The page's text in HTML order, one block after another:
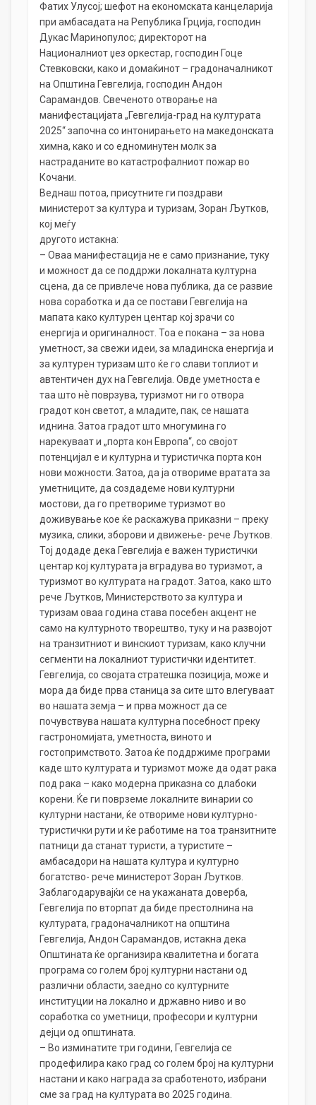
Фатих Улусој; шефот на економската канцеларија
при амбасадата на Република Грција, господин
Дукас Маринопулос; директорот на
Националниот џез оркестар, господин Гоце
Стевковски, како и домаќинот – градоначалникот
на Општина Гевгелија, господин Андон
Сарамандов. Свеченото отворање на
манифестацијата „Гевгелија-град на културата
2025“ започна со интонирањето на македонската
химна, како и со едноминутен молк за
настраданите во катастрофалниот пожар во
Кочани.
Веднаш потоа, присутните ги поздрави
министерот за култура и туризам, Зоран Љутков,
кој меѓу
другото истакна:
– Оваа манифестација не е само признание, туку
и можност да се поддржи локалната културна
сцена, да се привлече нова публика, да се развие
нова соработка и да се постави Гевгелија на
мапата како културен центар кој зрачи со
енергија и оригиналност. Тоа е покана – за нова
уметност, за свежи идеи, за младинска енергија и
за културен туризам што ќе го слави топлиот и
автентичен дух на Гевгелија. Овде уметноста е
таа што нѐ поврзува, туризмот ни го отвора
градот кон светот, а младите, пак, се нашата
иднина. Затоа градот што многумина го
нарекуваат и „порта кон Европа“, со својот
потенцијал е и културна и туристичка порта кон
нови можности. Затоа, да ја отвориме вратата за
уметниците, да создадеме нови културни
мостови, да го претвориме туризмот во
доживување кое ќе раскажува приказни – преку
музика, слики, зборови и движење- рече Љутков.
Тој додаде дека Гевгелија е важен туристички
центар кој културата ја вградува во туризмот, а
туризмот во културата на градот. Затоа, како што
рече Љутков, Министерството за култура и
туризам оваа година става посебен акцент не
само на културното творештво, туку и на развојот
на транзитниот и винскиот туризам, како клучни
сегменти на локалниот туристички идентитет.
Гевгелија, со својата стратешка позиција, може и
мора да биде прва станица за сите што влегуваат
во нашата земја – и прва можност да се
почувствува нашата културна посебност преку
гастрономијата, уметноста, виното и
гостопримството. Затоа ќе поддржиме програми
каде што културата и туризмот може да одат рака
под рака – како модерна приказна со длабоки
корени. Ќе ги поврземе локалните винарии со
културни настани, ќе отвориме нови културно-
туристички рути и ќе работиме на тоа транзитните
патници да станат туристи, а туристите –
амбасадори на нашата култура и културно
богатство- рече министерот Зоран Љутков.
Заблагодарувајќи се на укажаната доверба,
Гевгелија по вторпат да биде престолнина на
културата, градоначалникот на oпштина
Гевгелија, Андон Сарамандов, истакна дека
Oпштината ќе организира квалитетна и богата
програма со голем број културни настани од
различни области, заедно со културните
институции на локално и државно ниво и во
соработка со уметници, професори и културни
дејци од општината.
– Во изминатите три години, Гевгелија се
продефилира како град со голем број на културни
настани и како награда за сработеното, избрани
сме за град на културата во 2025 година.